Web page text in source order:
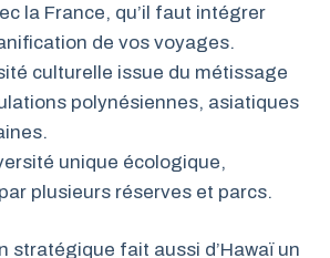
la France, qu’il faut intégrer
de vos voyages.
culturelle issue du métissage
polynésiennes, asiatiques
unique écologique,
plusieurs réserves et parcs.
stratégique fait aussi d’Hawaï un